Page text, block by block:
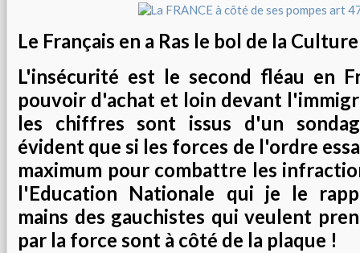
Le Français en a Ras le bol de la
L'insécurité est le second fléau en
pouvoir d'achat et loin devant
les chiffres sont issus d'un
évident que si les forces de l'ordre
maximum pour combattre les
l'Education Nationale qui je le
mains des gauchistes qui veulent
par la force sont à côté de la plaque !